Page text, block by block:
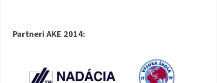
Partneri AKE 2014: